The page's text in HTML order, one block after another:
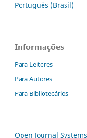
Português (Brasil)
Informações
Para Leitores
Para Autores
Para Bibliotecários
Open Journal Systems